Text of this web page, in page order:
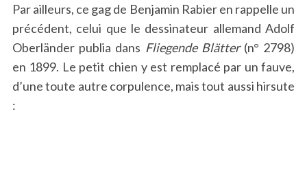
Par ailleurs, ce gag de Benjamin Rabier en rappelle un
précédent, celui que le dessinateur allemand Adolf
Oberländer publia dans Fliegende Blätter(n° 2798)
en 1899. Le petit chien y est remplacé par un fauve,
d’une toute autre corpulence, mais tout aussi hirsute
: